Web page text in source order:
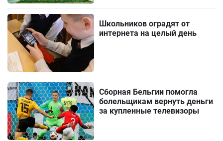
Школьников оградят от
интернета на целый день
Сборная Бельгии помогла
болельщикам вернуть деньги
за купленные телевизоры